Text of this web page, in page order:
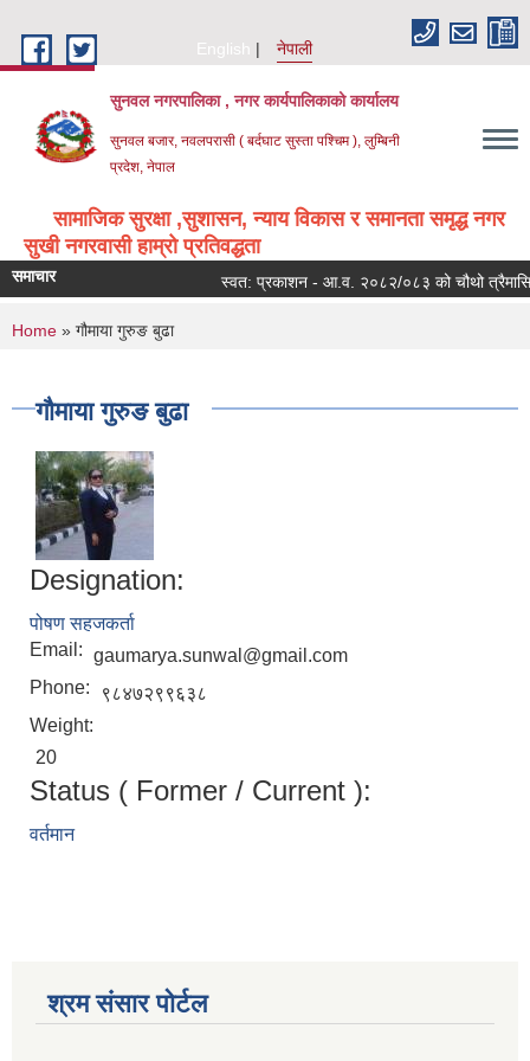
English
नेपाली
सुनवल नगरपालिका , नगर कार्यपालिकाको कार्यालय
सुनवल बजार, नवलपरासी ( बर्दघाट सुस्ता पश्चिम ), लुम्बिनी
प्रदेश, नेपाल
सामाजिक सुरक्षा ,सुशासन, न्याय विकास र समानता समृद्ध नगर
सुखी नगरवासी हाम्रो प्रतिवद्धता
समाचार स्वत: प्रकाशन - आ.व. २०८२/०८३ को चौथो त्रैमासिक
You are here
Home » गौमाया गुरुङ बुढा
गौमाया गुरुङ बुढा
Designation:
पोषण सहजकर्ता
Email: gaumarya.sunwal@gmail.com
Phone:
९८४७२९९६३८
Weight:
20
Status ( Former / Current ):
वर्तमान
श्रम संसार पोर्टल